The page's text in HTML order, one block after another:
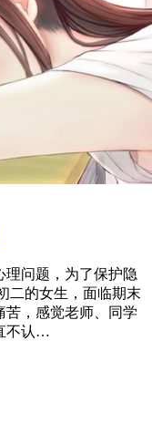
理问题，为了保护隐
二的女生，面临期末
苦，感觉老师、同学
不认…